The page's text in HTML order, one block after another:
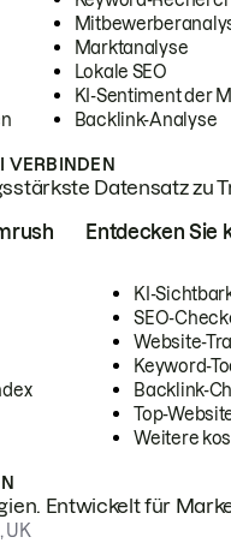
Marktanalyse
Lokale SEO
KI-Sentiment der
Backlink-Analyse
VERBINDEN
Datensatz zu
Entdecken Sie
KI-
SEO-
Website-
Keyword-
Backlink-
Top-
Weitere
Entwickelt für
UK